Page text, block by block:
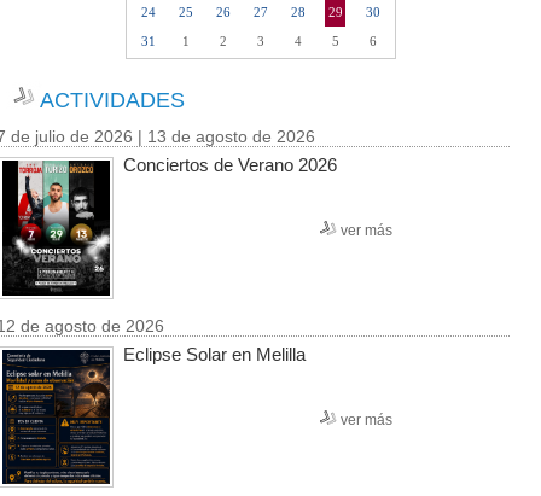
24
25 26 27 28 29
30
31
1 2 3 4 5 6
ACTIVIDADES
de julio de 2026 | 13 de agosto de 2026
Conciertos de Verano 2026
ver más
de agosto de 2026
Eclipse Solar en Melilla
ver más